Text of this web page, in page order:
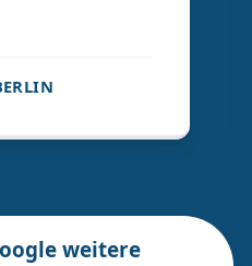
weitere